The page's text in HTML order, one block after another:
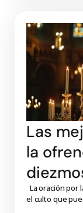
Las
la
La oración por
el culto que